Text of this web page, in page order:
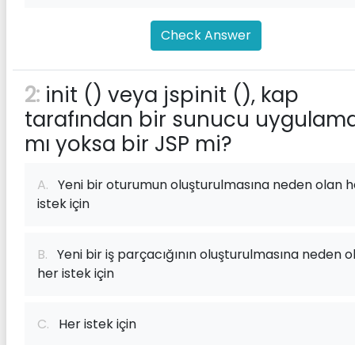
Check Answer
2: init () veya jspinit (), kap
tarafından bir sunucu
mı yoksa bir JSP mi?
A. Yeni bir oturumun oluşturulmasına neden olan
istek için
B. Yeni bir iş parçacığının oluşturulmasına neden
her istek için
C. Her istek için